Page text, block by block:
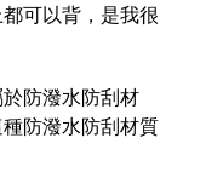
可以背，是我很
防潑水防刮材
防潑水防刮材質